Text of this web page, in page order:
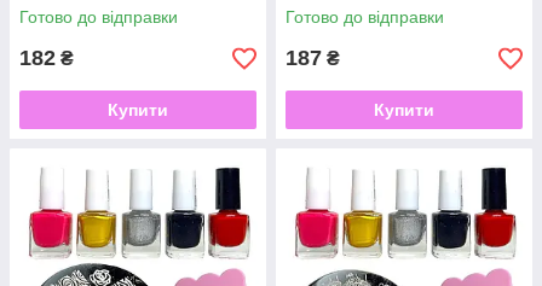
Готово до відправки
182 ₴
Купити
Готово до відправки
187 ₴
Купити